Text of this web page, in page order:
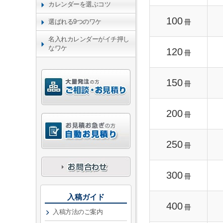
100 冊
120 冊
150 冊
200 冊
250 冊
300 冊
400 冊
カレンダーを選ぶコツ
選ばれる9つのワケ
名入れカレンダーがイチ押し
なワケ
入稿ガイド
入稿方法のご案内